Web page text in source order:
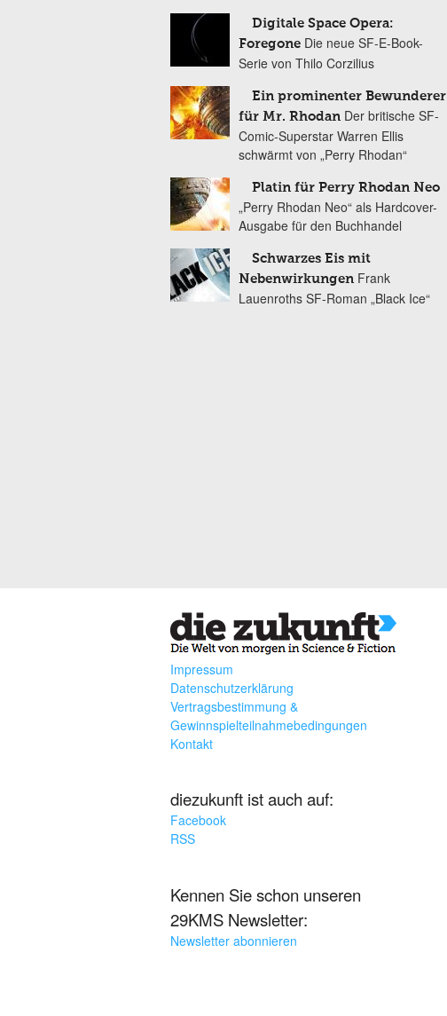
Digitale Space Opera:
Foregone Die neue SF-E-Book-
Serie von Thilo Corzilius
Ein prominenter Bewunderer
für Mr. Rhodan Der britische SF-
Comic-Superstar Warren Ellis
schwärmt von „Perry Rhodan“
Platin für Perry Rhodan Neo
„Perry Rhodan Neo“ als Hardcover-
Ausgabe für den Buchhandel
Schwarzes Eis mit
Nebenwirkungen Frank
Lauenroths SF-Roman „Black Ice“
Impressum
Datenschutzerklärung
Vertragsbestimmung &
Gewinnspielteilnahmebedingungen
Kontakt
diezukunft ist auch auf:
Facebook
RSS
Kennen Sie schon unseren
29KMS Newsletter:
Newsletter abonnieren